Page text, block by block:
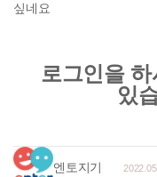
싶네요